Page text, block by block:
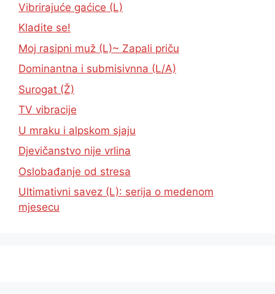
Vibrirajuće gaćice (L)
Kladite se!
Moj rasipni muž (L)~ Zapali priču
Dominantna i submisivnna (L/A)
Surogat (Ž)
TV vibracije
U mraku i alpskom sjaju
Djevičanstvo nije vrlina
Oslobađanje od stresa
Ultimativni savez (L): serija o medenom
mjesecu